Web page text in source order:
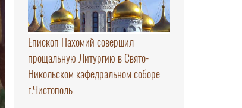
Епископ Пахомий совершил
прощальную Литургию в Свято-
Никольском кафедральном соборе
г.Чистополь